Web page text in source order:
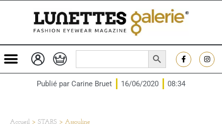
Search
SEARCH BUTTON
Publié par Carine Bruet 16/06/2020 08:34
Accueil > STARS > Assouline